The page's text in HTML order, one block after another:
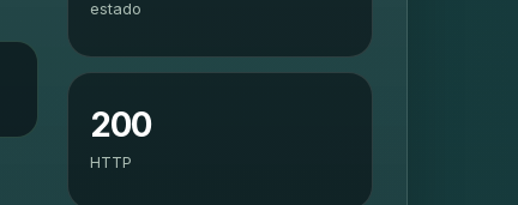
estado
200
HTTP